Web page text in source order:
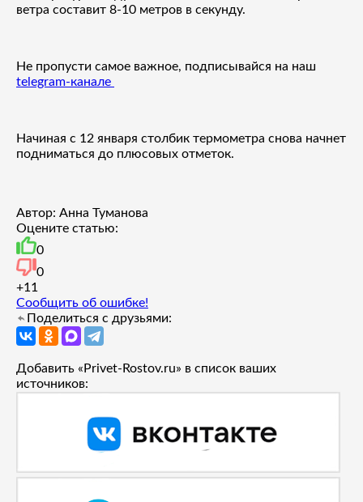
ветра составит 8-10 метров в секунду.
Не пропусти самое важное, подписывайся на наш
telegram-канале
Начиная с 12 января столбик термометра снова начнет
подниматься до плюсовых отметок.
Автор: Анна Туманова
Оцените статью:
0
0
+1 1
Сообщить об ошибке!
Поделиться с друзьями:
Добавить «Privet-Rostov.ru» в список ваших
источников: